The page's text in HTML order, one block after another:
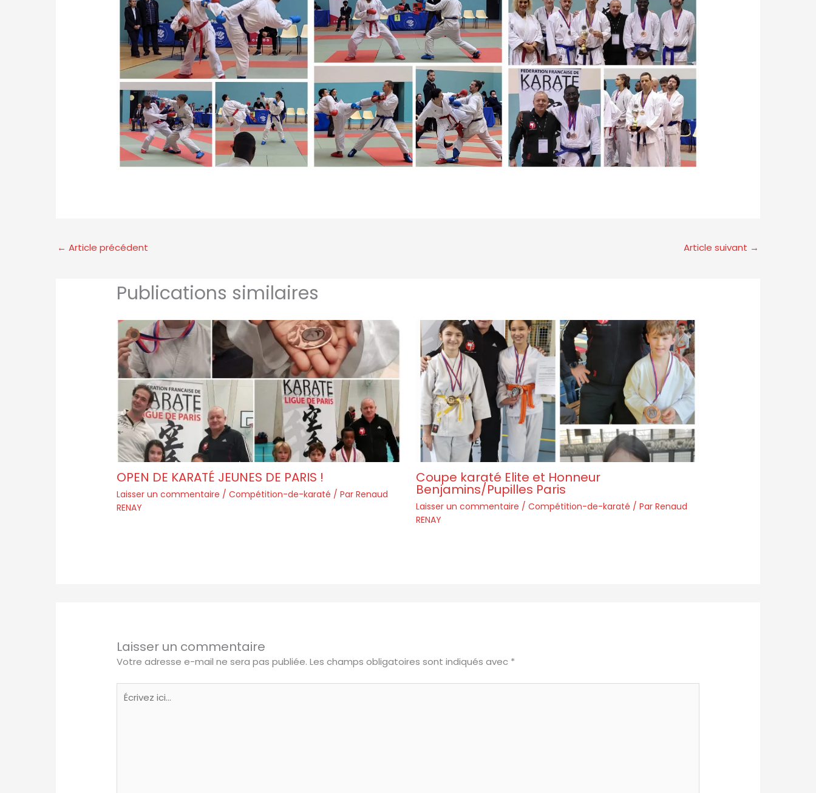
← Article précédent Article suivant →
Publications similaires
OPEN DE KARATÉ JEUNES DE PARIS !
Laisser un commentaire /Compétition-de-karaté / ParRenaud
RENAY
Coupe karaté Elite et Honneur
Benjamins/Pupilles Paris
Laisser un commentaire / Compétition-de-karaté / Par Renaud
RENAY
Laisser un commentaire
Votre adresse e-mail ne sera pas publiée. Les champs obligatoires sont indiqués avec *
ici…